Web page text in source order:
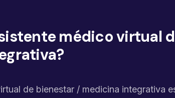
médico virtual
de bienestar / medicina integrativa